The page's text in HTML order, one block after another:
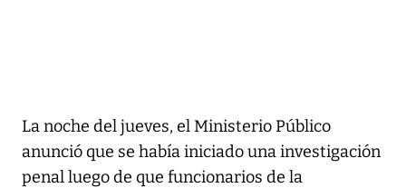
La noche del jueves, el Ministerio Público
anunció que se había iniciado una investigación
penal luego de que funcionarios de la